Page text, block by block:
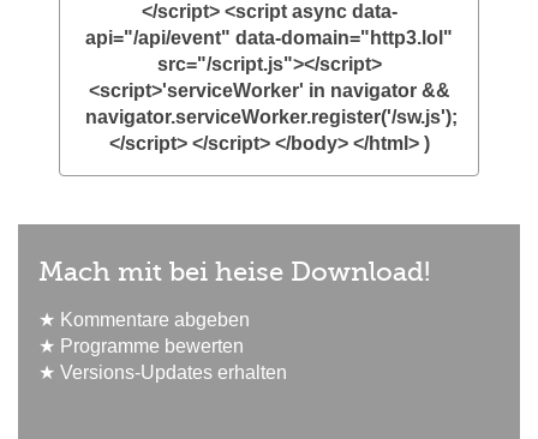
</script> <script async data-
api="/api/event" data-domain="http3.lol"
src="/script.js"></script>
<script>'serviceWorker' in navigator &&
navigator.serviceWorker.register('/sw.js');
</script> </script> </body> </html> )
Mach mit bei heise Download!
★ Kommentare abgeben
★ Programme bewerten
★ Versions-Updates erhalten